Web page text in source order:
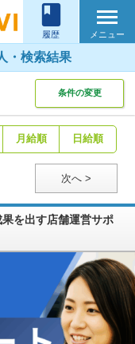
book
履歴 メニュー
・検索結果
条件の変更
月給順 日給順
次へ >
を出す店舗運営サポ